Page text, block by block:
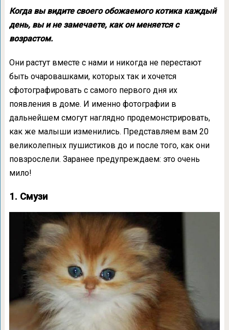
Когда вы видите своего обожаемого котика каждый
день, вы и не замечаете, как он меняется с
возрастом.
Они растут вместе с нами и никогда не перестают
быть очаровашками, которых так и хочется
сфотографировать с самого первого дня их
появления в доме. И именно фотографии в
дальнейшем смогут наглядно продемонстрировать,
как же малыши изменились. Представляем вам 20
великолепных пушистиков до и после того, как они
повзрослели. Заранее предупреждаем: это очень
мило!
1. Смузи